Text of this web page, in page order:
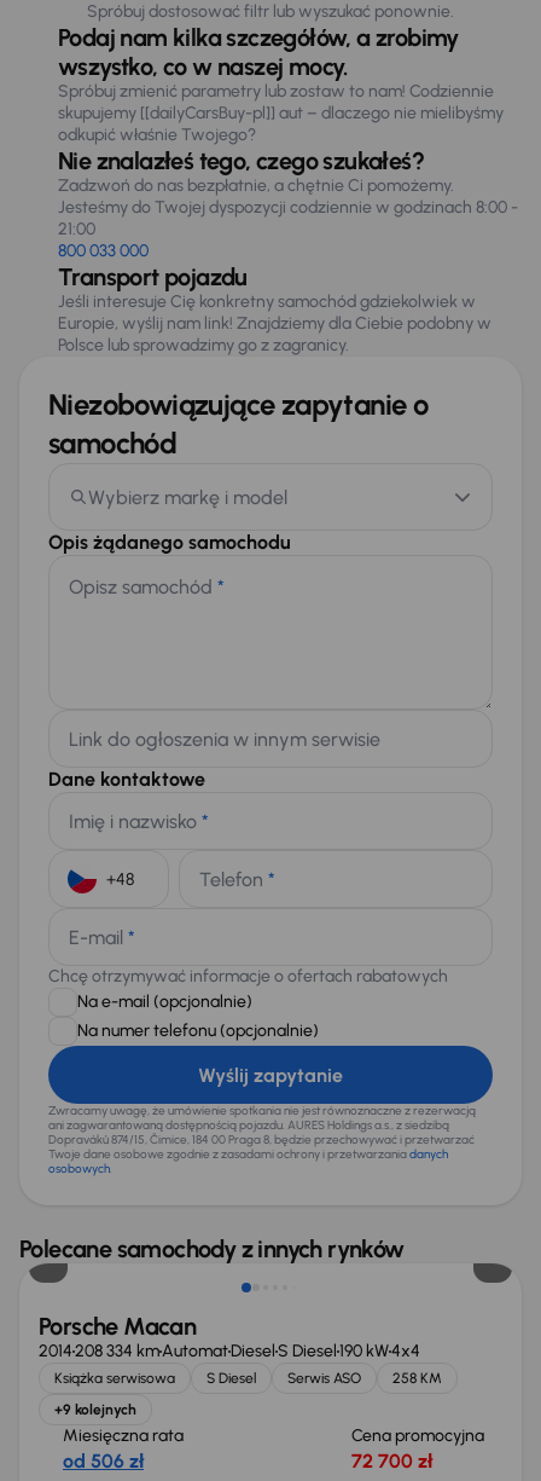
Spróbuj dostosować filtr lub wyszukać ponownie.
Podaj nam kilka szczegółów, a zrobimy
wszystko, co w naszej mocy.
Spróbuj zmienić parametry lub zostaw to nam! Codziennie
skupujemy [[dailyCarsBuy-pl]] aut – dlaczego nie mielibyśmy
odkupić właśnie Twojego?
Nie znalazłeś tego, czego szukałeś?
Zadzwoń do nas bezpłatnie, a chętnie Ci pomożemy.
Jesteśmy do Twojej dyspozycji codziennie w godzinach 8:00 -
21:00
800 033 000
Transport pojazdu
Jeśli interesuje Cię konkretny samochód gdziekolwiek w
Europie, wyślij nam link! Znajdziemy dla Ciebie podobny w
Polsce lub sprowadzimy go z zagranicy.
Niezobowiązujące zapytanie o
samochód
Wybierz markę i model
Opis żądanego samochodu
Opisz samochód *
Link do ogłoszenia w innym serwisie
Dane kontaktowe
Imię i nazwisko *
Telefon *
E-mail *
Chcę otrzymywać informacje o ofertach rabatowych
Na e-mail (opcjonalnie)
Na numer telefonu (opcjonalnie)
Wyślij zapytanie
Zwracamy uwagę, że umówienie spotkania nie jest równoznaczne z rezerwacją
ani zagwarantowaną dostępnością pojazdu. AURES Holdings a.s., z siedzibą
Dopraváků 874/15, Čimice, 184 00 Praga 8, będzie przechowywać i przetwarzać
Twoje dane osobowe zgodnie z zasadami ochrony i przetwarzaniadanych
osobowych.
Polecane samochody z innych rynków
Porsche Macan
2014208 334 kmAutomatDieselS Diesel190 kW4x4
Książka serwisowa S Diesel Serwis ASO
258 KM
+9 kolejnych
Miesięczna rata
od 506 zł
Cena promocyjna
72 700 zł